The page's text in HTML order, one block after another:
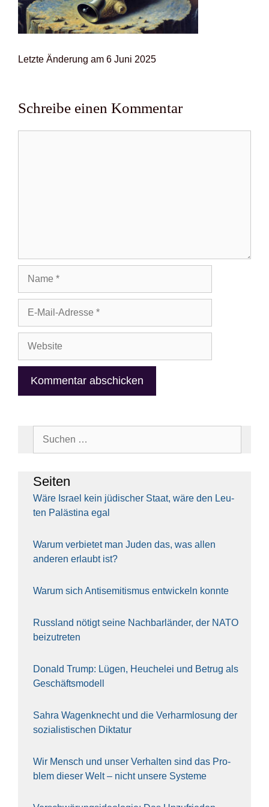
Letz­te Ände­rung am 6 Juni 2025
Schreibe einen Kommentar
Adresse
Sei­ten
Wäre Isra­el kein jüdi­scher Staat, wäre den Leu­
ten Paläs­ti­na egal
War­um ver­bie­tet man Juden das, was allen
ande­ren erlaubt ist?
War­um sich Anti­se­mi­tis­mus ent­wi­ckeln konn­te
Russ­land nötigt sei­ne Nach­bar­län­der, der NATO
bei­zu­tre­ten
Donald Trump: Lügen, Heu­che­lei und Betrug als
Geschäfts­mo­dell
Sahra Wagen­knecht und die Ver­harm­lo­sung der
sozia­lis­ti­schen Dik­ta­tur
Wir Mensch und unser Ver­hal­ten sind das Pro­
blem die­ser Welt – nicht unse­re Sys‍te‍me